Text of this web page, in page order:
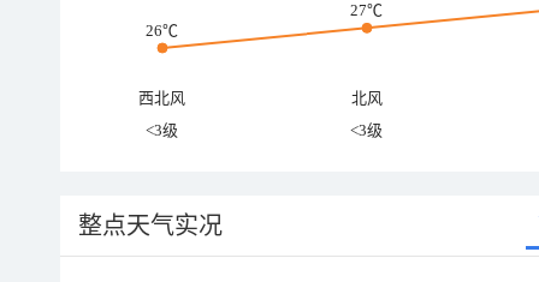
26℃
27℃
西北风
北风
<3级
<3级
整点天气实况